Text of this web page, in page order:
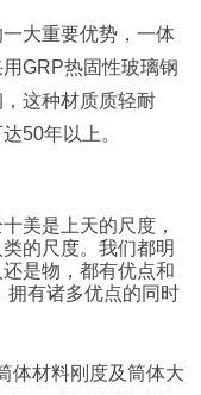
大重要优势，一体
GRP热固性玻璃钢
这种材质质轻耐
50年以上。
美是上天的尺度，
的尺度。我们都明
是物，都有优点和
拥有诸多优点的同时
体材料刚度及筒体大